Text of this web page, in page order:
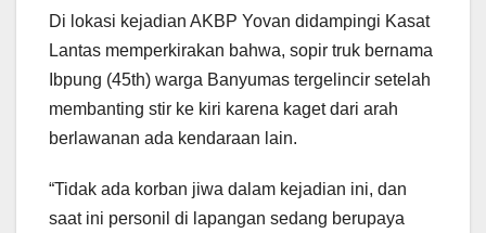
Di lokasi kejadian AKBP Yovan didampingi Kasat
Lantas memperkirakan bahwa, sopir truk bernama
Ibpung (45th) warga Banyumas tergelincir setelah
membanting stir ke kiri karena kaget dari arah
berlawanan ada kendaraan lain.
“Tidak ada korban jiwa dalam kejadian ini, dan
saat ini personil di lapangan sedang berupaya